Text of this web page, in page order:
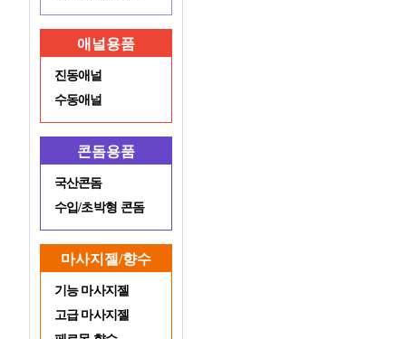
애널용품
진동애널
수동애널
콘돔용품
국산콘돔
수입/초박형 콘돔
마사지젤/향수
기능 마사지젤
고급 마사지젤